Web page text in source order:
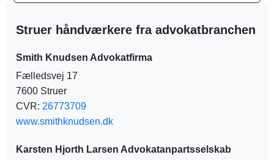
Struer håndværkere fra advokatbranchen
Smith Knudsen Advokatfirma
Fælledsvej 17
7600 Struer
CVR: 26773709
www.smithknudsen.dk
Karsten Hjorth Larsen Advokatanpartsselskab